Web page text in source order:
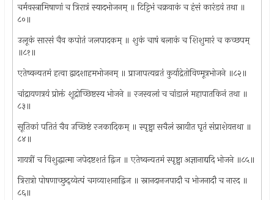
चर्मवस्त्रामिषाणां च त्रिरात्रं स्यादभोजनम् ॥ टिट्टिभं चक्रवाकं च हंसं कारंडवं तथा ॥
८०॥
उलूकं सारसं चैव कपोतं जलपादकम् ॥ शुकं चाषं बलाकं च शिशुमारं च कच्छपम्
॥८१॥
एतेष्वन्यतमं हत्वा द्वादशाहमभोजनम् ॥ प्राजापत्यव्रतं कुर्याद्रेतोविण्मूत्रभोजने ॥८२॥
चांद्रायणत्रयं प्रोक्तं शूद्रोच्छिष्टस्य भोजने ॥ रजस्वलां च चांडालं महापातकिनं तथा ॥
८३॥
सूतिकां पतितं चैव उच्छिष्टं रजकादिकम् ॥ स्पृष्ट्वा सचैलं स्नायीत घृतं संप्राशेयत्तथा ॥
८४॥
गायत्रीं च विशुद्धात्मा जपेदष्टशतं द्विज ॥ एतेष्वन्यतमं स्पृष्ट्वा अज्ञानाद्यदि भोजने ॥८५॥
त्रिरात्रो पोषणाच्छुद्य्वेत्पं चगव्याशनाद्विज ॥ स्नानदानजपादौ च भोजनादौ च नारद ॥
८६॥